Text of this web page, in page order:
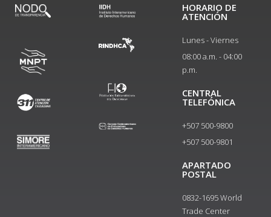
HORARIO DE
ATENCIÓN
Lunes - Viernes
08:00 a.m. - 04:00
p.m.
CENTRAL
TELEFÓNICA
+507 500-9800
+507 500-9801​
APARTADO
POSTAL
0832-1695 World
Trade Center